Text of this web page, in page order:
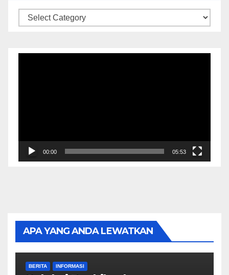
Categories
00:00 05:53
APA YANG ANDA LEWATKAN
BERITA INFORMASI